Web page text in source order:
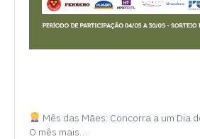
Mês das Mães: Concorra a um Dia
O mês mais…